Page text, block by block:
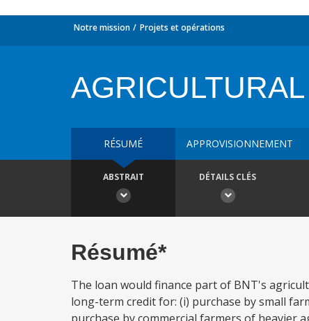
Notre mission Projets et opérations
RÉSUMÉ APPROVISIONNEMENT
ABSTRAIT DÉTAILS CLÉS
Résumé*
The loan would finance part of BNT's
long-term credit for: (i) purchase by small